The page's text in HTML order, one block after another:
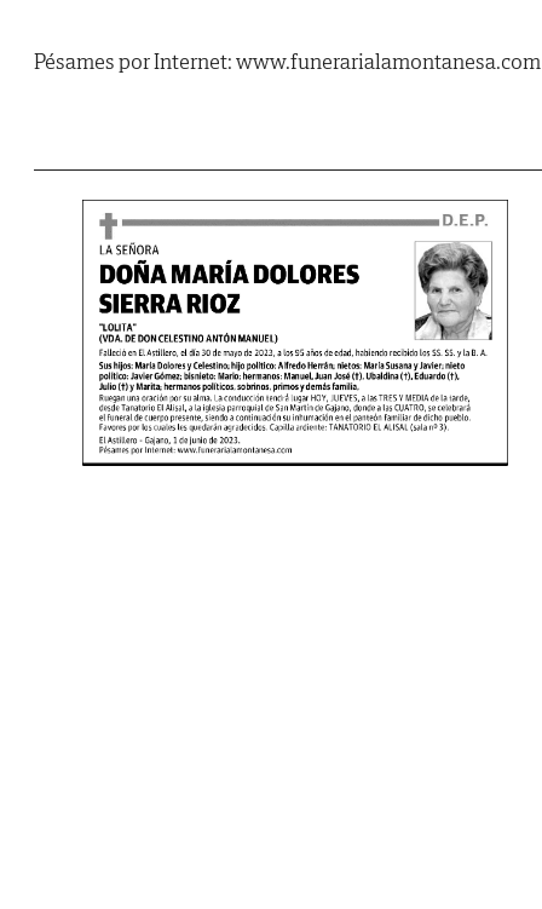
Pésames por Internet: www.funerarialamontanesa.com